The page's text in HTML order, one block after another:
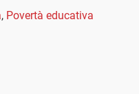
, Povertà educativa